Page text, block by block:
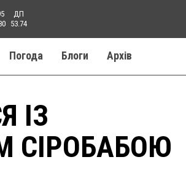
ДП
53.74
Погода Блоги Aрхів
ІЗ
СІРОБАБОЮ